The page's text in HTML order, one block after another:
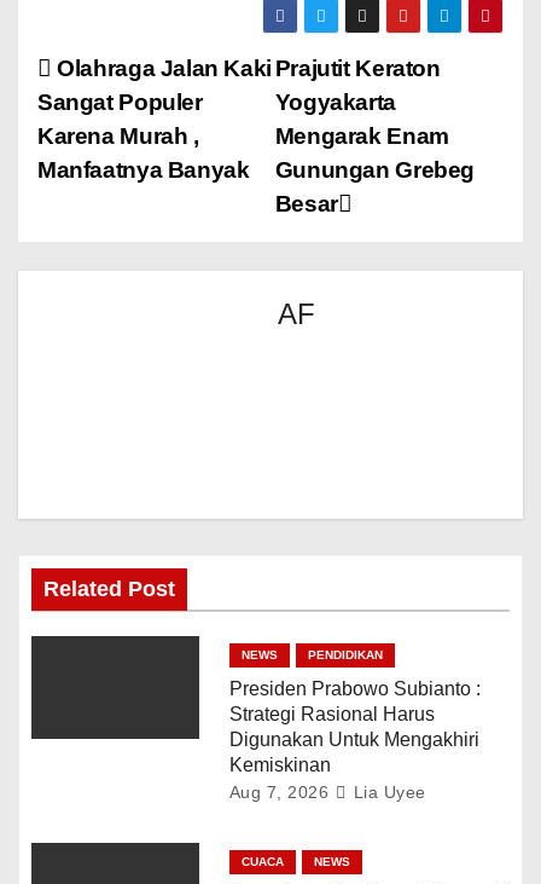
Prajutit Keraton
Yogyakarta
Mengarak Enam
Gunungan Grebeg
Besar
Olahraga Jalan Kaki
Sangat Populer
Karena Murah ,
Manfaatnya Banyak
AF
Related Post
NEWS PENDIDIKAN
Presiden Prabowo Subianto :
Strategi Rasional Harus
Digunakan Untuk Mengakhiri
Kemiskinan
Aug 7, 2026 Lia Uyee
CUACA NEWS